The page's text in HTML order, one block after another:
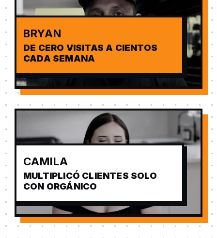
BRYAN
DE CERO VISITAS A CIENTOS
CADA SEMANA
CAMILA
MULTIPLICÓ CLIENTES SOLO
CON ORGÁNICO